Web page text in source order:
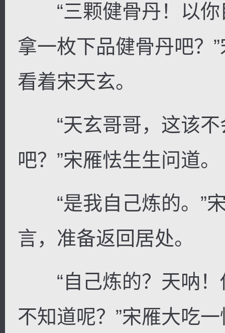
“三颗健骨丹！以你
拿一枚下品健骨丹吧？
看着宋天玄。
“天玄哥哥，这该不
吧？”宋雁怯生生问道。
“是我自己炼的。”宋
言，准备返回居处。
“自己炼的？天呐！
不知道呢？”宋雁大吃